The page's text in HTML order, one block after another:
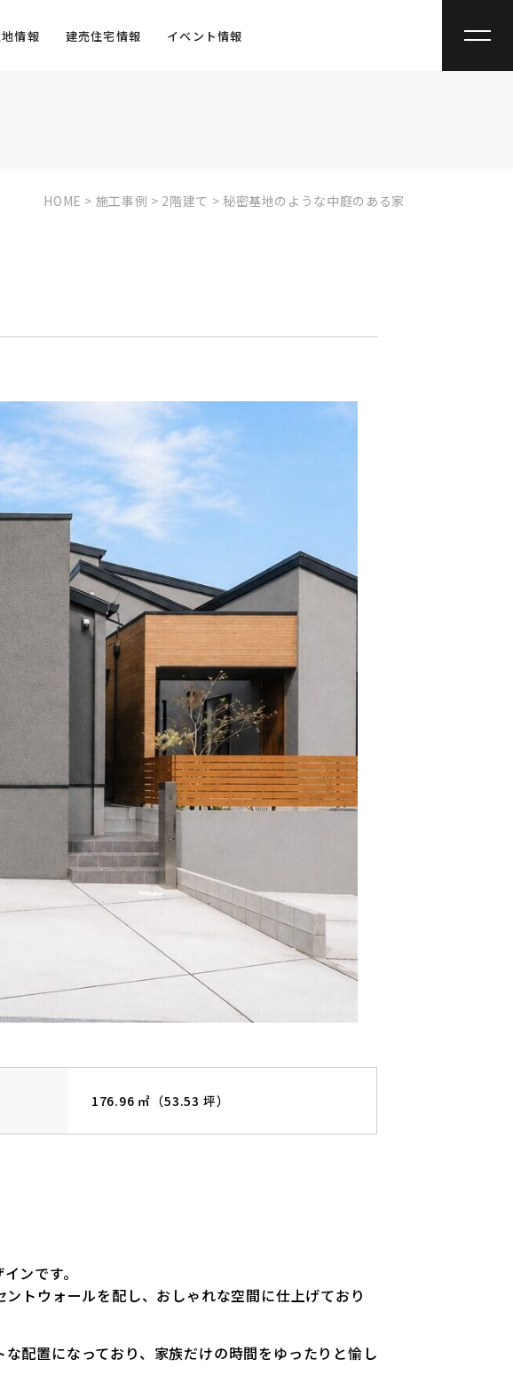
情報 建売住宅情報 イベント情報
HOME > 施工事例 > 2階建て > 秘密基地のような中庭のある家
176.96 ㎡（53.53 坪）
ンです。
トウォールを配し、おしゃれな空間に仕上げており
配置になっており、家族だけの時間をゆったりと愉し